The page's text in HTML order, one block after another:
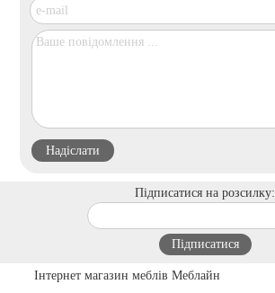
Підписатися на розсилку:
Інтернет магазин меблів Меблайн